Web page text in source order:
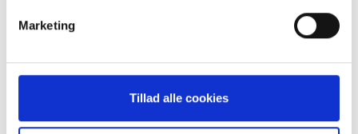
Marketing
Tillad alle cookies
forbedringer i miljøets tilstand over tid.
Køb genanvendelige
produkter hos RenLykke
bæredygtige verden, er der et bredt udvalg af